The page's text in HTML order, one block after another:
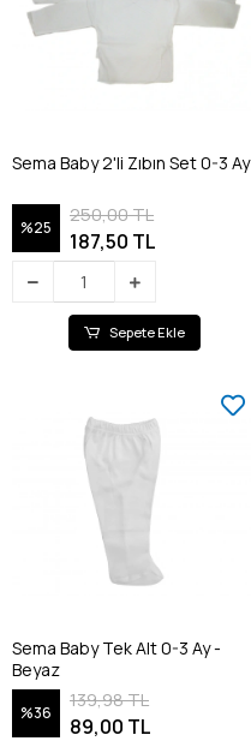
Sema Baby 2'li Zıbın Set 0-3 Ay
%25
250,00 TL
187,50 TL
Sepete Ekle
Sema Baby Tek Alt 0-3 Ay -
Beyaz
%36
139,98 TL
89,00 TL